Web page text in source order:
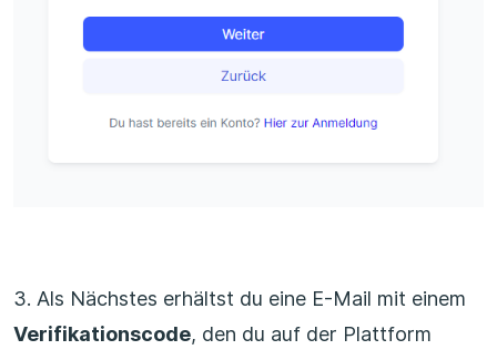
3. Als Nächstes erhältst du eine E-Mail mit einem
Verifikationscode, den du auf der Plattform